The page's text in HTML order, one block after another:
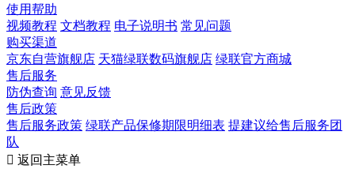
使用帮助
视频教程 文档教程 电子说明书 常见问题
购买渠道
京东自营旗舰店 天猫绿联数码旗舰店 绿联官方商城
售后服务
防伪查询 意见反馈
售后政策
售后服务政策 绿联产品保修期限明细表 提建议给售后服务团
队
 返回主菜单